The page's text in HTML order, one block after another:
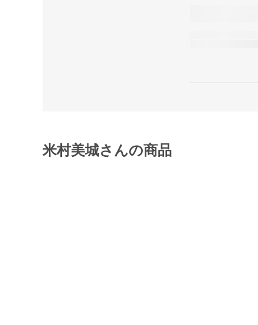
米村美城さんの商品